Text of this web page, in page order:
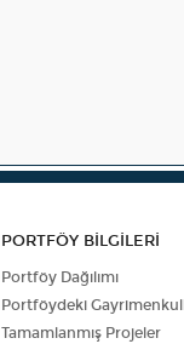
PORTFÖY BİLGİLERİ
Portföy Dağılımı
Portföydeki
Tamamlanmış Projeler